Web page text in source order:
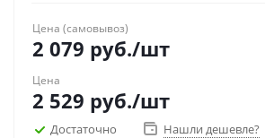
Цена (самовывоз)
2 079 руб./шт
Цена
2 529 руб./шт
Достаточно Нашли дешевле?